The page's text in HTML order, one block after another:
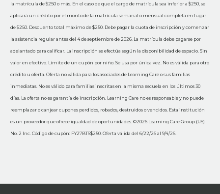
la matrícula de $250 o más. En el caso de que el cargo de matrícula sea inferior a $250, se
aplicará un crédito por el monto de la matrícula semanal o mensual completa en lugar
de $250. Descuento total máximo de $250. Debe pagar la cuota de inscripción y comenzar
la asistencia regular antes del 4 de septiembre de 2026. La matrícula debe pagarse por
adelantado para calificar. La inscripción se efectúa según la disponibilidad de espacio. Sin
valor en efectivo. Límite de un cupón por niño. Se usa por única vez. No es válida para otro
crédito u oferta. Oferta no válida para los asociados de Learning Care o sus familias
inmediatas. No es válido para familias inscritas en la misma escuela en los últimos 30
días. La oferta no es garantía de inscripción. Learning Care no es responsable y no puede
reemplazar o canjear cupones perdidos, robados, destruidos o vencidos. Esta institución
es un proveedor que ofrece igualdad de oportunidades. ©2026 Learning Care Group (US)
No. 2 Inc. Código de cupón: FY27BTS$250. Oferta válida del 6/22/26 al 9/4/26.